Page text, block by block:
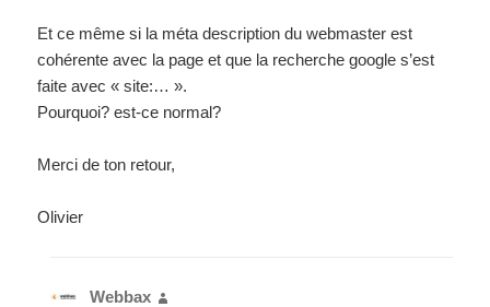
Et ce même si la méta description du webmaster est
cohérente avec la page et que la recherche google s’est
faite avec « site:… ».
Pourquoi? est-ce normal?
Merci de ton retour,
Olivier
Webbax